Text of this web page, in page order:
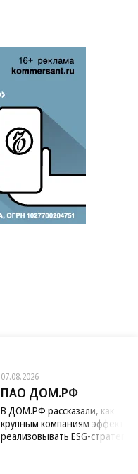
07.08.2026
ПАО ДОМ.РФ
В ДОМ.РФ рассказали, как
крупным компаниям
реализовывать ESG-стратегию